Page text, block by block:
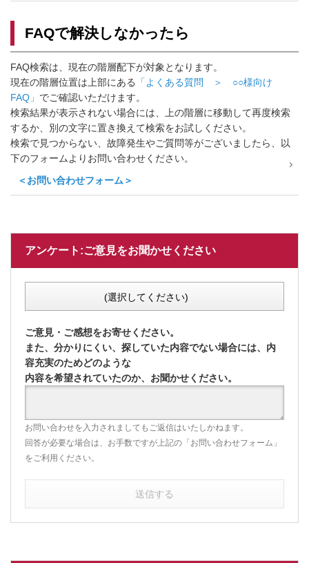
FAQで解決しなかったら
FAQ検索は、現在の階層配下が対象となります。
現在の階層位置は上部にある
「よくある質問 ＞ ○○様向け
FAQ」 でご確認いただけます。
検索結果が表示されない場合には、上の階層に移動して再度検索
するか、別の文字に置き換えて検索をお試しください。
検索で見つからない、故障発生やご質問等がございましたら、以
下のフォームよりお問い合わせください。
＜お問い合わせフォーム＞
アンケート:ご意見をお聞かせください
(選択してください)
ご意見・ご感想をお寄せください。
また、分かりにくい、探していた内容でない場合には、内
容充実のためどのような
内容を希望されていたのか、お聞かせください。
お問い合わせを入力されましてもご返信はいたしかねます。
回答が必要な場合は、お手数ですが上記の「お問い合わせフォーム」
をご利用ください。
送信する